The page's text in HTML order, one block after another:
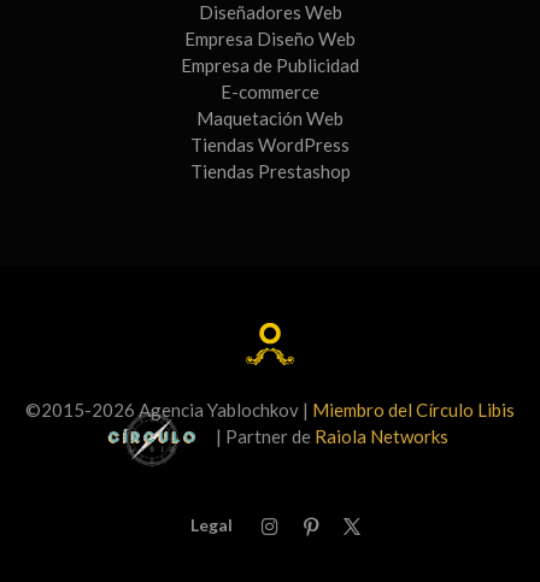
Diseñadores Web
Empresa Diseño Web
Empresa de Publicidad
E-commerce
Maquetación Web
Tiendas WordPress
Tiendas Prestashop
©2015-2026 Agencia Yablochkov | Miembro del Círculo Libis
| Partner de Raiola Networks
Legal